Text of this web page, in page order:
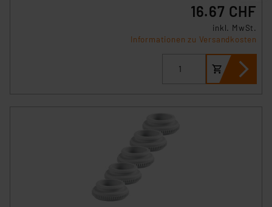
16.67 CHF
inkl. MwSt.
Informationen zu Versandkosten